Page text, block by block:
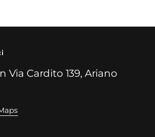
Via Cardito 139, Ariano